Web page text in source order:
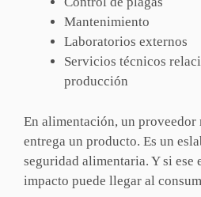
Mantenimiento
Laboratorios externos
Servicios técnicos
producción
En alimentación, un proveedor
entrega un producto. Es un
seguridad alimentaria. Y si ese
impacto puede llegar al